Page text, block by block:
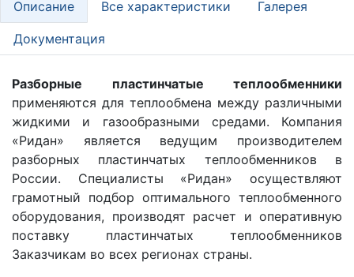
Описание Все характеристики Галерея
Документация
Разборные пластинчатые теплообменники
применяются для теплообмена между различными
жидкими и газообразными средами. Компания
«Ридан» является ведущим производителем
разборных пластинчатых теплообменников в
России. Специалисты «Ридан» осуществляют
грамотный подбор оптимального теплообменного
оборудования, производят расчет и оперативную
поставку пластинчатых теплообменников
Заказчикам во всех регионах страны.